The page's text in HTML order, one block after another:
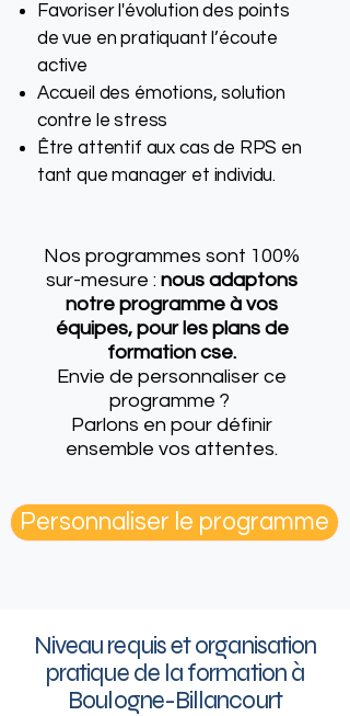
Favoriser l'évolution des points
de vue en pratiquant l’écoute
active
Accueil des émotions, solution
contre le stress
Être attentif aux cas de RPS en
tant que manager et individu.
Nos programmes sont 100%
sur-mesure : nous adaptons
notre programme à vos
équipes, pour les plans de
formation cse.
Envie de personnaliser ce
programme ?
Parlons en pour définir
ensemble vos attentes.
Personnaliser le programme
Niveau requis et organisation
pratique de la formation à
Boulogne-Billancourt